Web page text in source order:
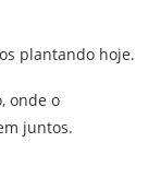
plantando hoje.
onde o
juntos.